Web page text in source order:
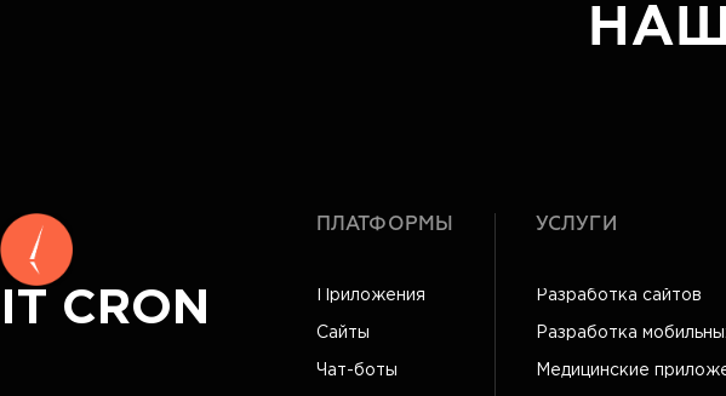
IT CRON
ПЛАТФОРМЫ
Приложения
Сайты
Чат-боты
УСЛУГИ
Разработка сайтов
Разработка
Медицинские